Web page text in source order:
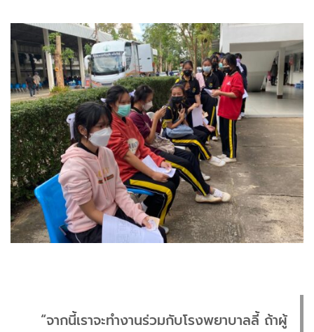
“จากนี้เราจะทำงานร่วมกับโรงพยาบาลลี้ ถ้าผู้